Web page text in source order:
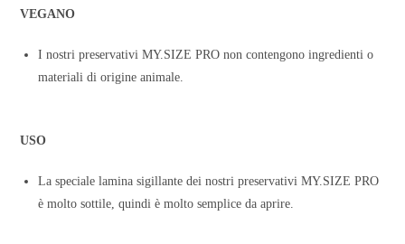
VEGANO
I nostri preservativi MY.SIZE PRO non contengono ingredienti o
materiali di origine animale.
USO
La speciale lamina sigillante dei nostri preservativi MY.SIZE PRO
è molto sottile, quindi è molto semplice da aprire.